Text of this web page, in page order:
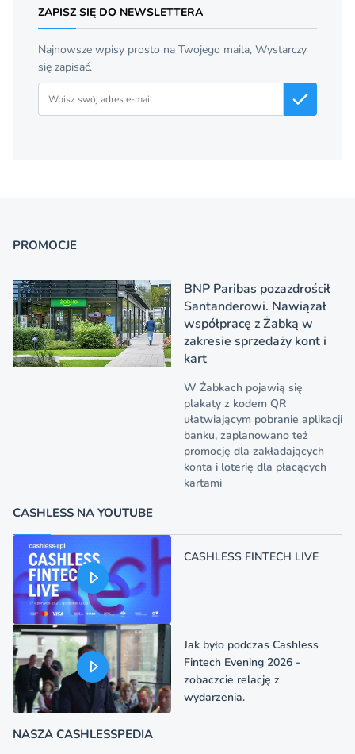
ZAPISZ SIĘ DO NEWSLETTERA
Najnowsze wpisy prosto na Twojego maila, Wystarczy
się zapisać.
PROMOCJE
BNP Paribas pozazdrościł
Santanderowi. Nawiązał
współpracę z Żabką w
zakresie sprzedaży kont i
kart
W Żabkach pojawią się
plakaty z kodem QR
ułatwiającym pobranie aplikacji
banku, zaplanowano też
promocję dla zakładających
konta i loterię dla płacących
kartami
CASHLESS NA YOUTUBE
CASHLESS FINTECH LIVE
Jak było podczas Cashless
Fintech Evening 2026 -
zobaczcie relację z
wydarzenia.
NASZA CASHLESSPEDIA